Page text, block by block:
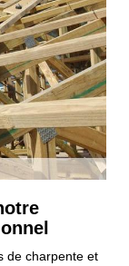
de charpente et